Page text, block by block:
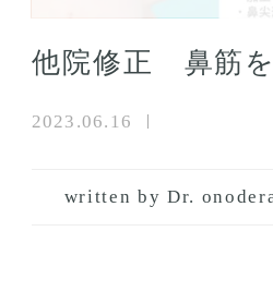
他院修正 鼻筋
2023.06.16
written by Dr.